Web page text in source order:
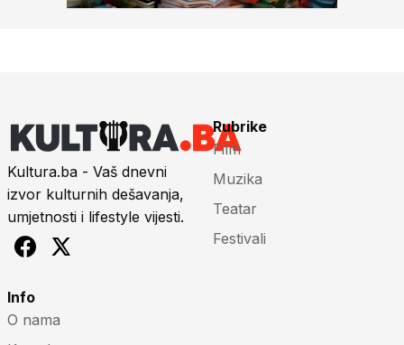
Kultura.ba - Vaš dnevni
izvor kulturnih dešavanja,
umjetnosti i lifestyle vijesti.
Rubrike
Film
Muzika
Teatar
Festivali
Info
O nama